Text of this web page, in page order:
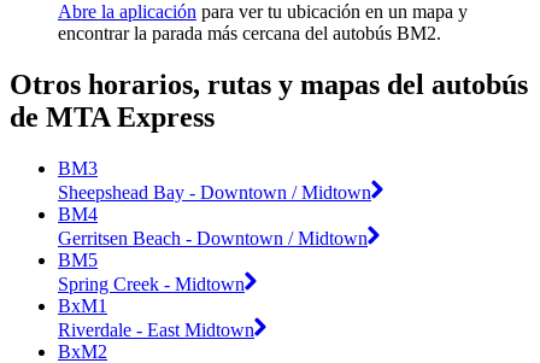
Abre la aplicación para ver tu ubicación en un mapa y
encontrar la parada más cercana del autobús BM2.
Otros horarios, rutas y mapas del autobús
de MTA Express
BM3
Sheepshead Bay - Downtown / Midtown
BM4
Gerritsen Beach - Downtown / Midtown
BM5
Spring Creek - Midtown
BxM1
Riverdale - East Midtown
BxM2